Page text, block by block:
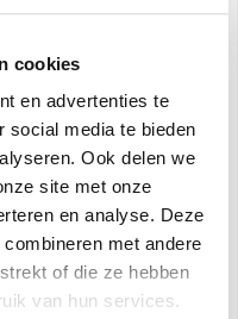
cookies
en advertenties te
social media te bieden
Ook delen we
site met onze
en analyse. Deze
met andere
of die ze hebben
van hun services.
Elk stadium wordt
uw
twee
setpoints tijdens
HWW): de
geselecteerd